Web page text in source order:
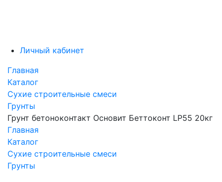
Личный кабинет
Главная
Каталог
Сухие строительные смеси
Грунты
Грунт бетоноконтакт Основит Беттоконт LP55 20кг
Главная
Каталог
Сухие строительные смеси
Грунты